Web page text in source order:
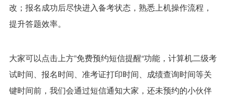
改；报名成功后尽快进入备考状态，熟悉上机操作流程，
提升答题效率。
大家可以点击上方”免费预约短信提醒“功能，计算机二级考
试时间、报名时间、准考证打印时间、成绩查询时间等关
键时间前，我们会通过短信通知大家，还未预约的小伙伴